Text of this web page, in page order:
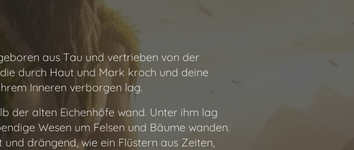
aus Tau und vertrieben von der
durch Haut und Mark kroch und deine
Inneren verborgen lag.
der alten Eichenhöfe wand. Unter ihm lag
Wesen um Felsen und Bäume wanden.
drängend, wie ein Flüstern aus Zeiten,